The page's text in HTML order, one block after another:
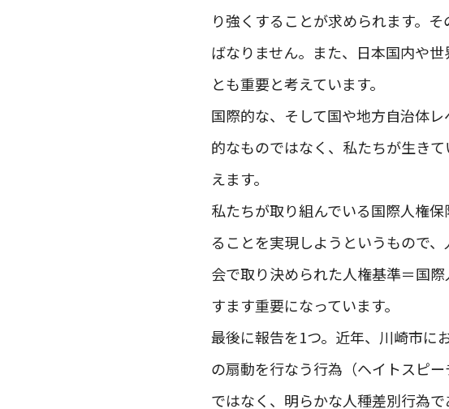
り強くすることが求められます。
ばなりません。また、日本国内や
とも重要と考えています。
国際的な、そして国や地方自治体
的なものではなく、私たちが生き
えます。
私たちが取り組んでいる国際人権
ることを実現しようというもので
会で取り決められた人権基準＝国
すます重要になっています。
最後に報告を1つ。近年、川崎市に
の扇動を行なう行為（ヘイトスピ
ではなく、明らかな人種差別行為